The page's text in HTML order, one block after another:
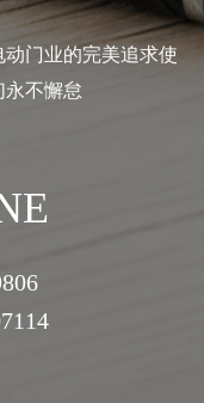
门业的完美追求使
永不懈怠